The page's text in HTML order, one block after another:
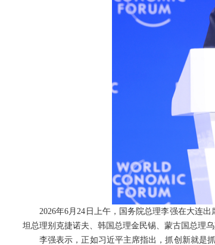
2026年6月24日上午，国务院总理李强在大连
坦总理别克捷诺夫、韩国总理金民锡、蒙古国总理
李强表示，正如习近平主席指出，抓创新就是